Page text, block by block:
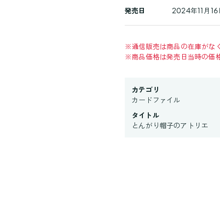
発売日 2024年11月16
※通信販売は商品の在庫がな
※商品価格は発売日当時の価
カテゴリ
カードファイル
タイトル
とんがり帽子のアトリエ